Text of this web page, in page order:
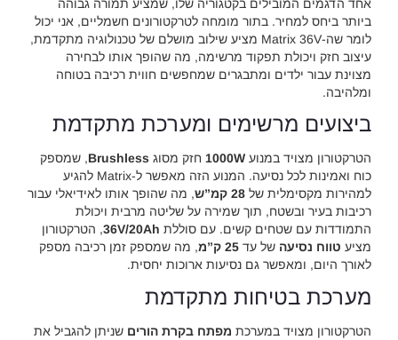
אחד הדגמים המובילים בקטגוריה שלו, שמציע תמורה גבוהה
ביותר ביחס למחיר. בתור מומחה לטרקטורונים חשמליים, אני יכול
לומר שה-Matrix 36V מציע שילוב מושלם של טכנולוגיה מתקדמת,
עיצוב חזק ויכולת תפקוד מרשימה, מה שהופך אותו לבחירה
מצוינת עבור ילדים ומתבגרים שמחפשים חווית רכיבה בטוחה
ומלהיבה.
ביצועים מרשימים ומערכת מתקדמת
הטרקטורון מצויד במנוע 1000W חזק מסוג Brushless, שמספק
כוח ואמינות לכל נסיעה. המנוע הזה מאפשר ל-Matrix להגיע
למהירות מקסימלית של 28 קמ”ש
, מה שהופך אותו לאידיאלי עבור
רכיבות בעיר ובשטח, תוך שמירה על שליטה מרבית ויכולת
התמודדות עם שטחים קשים. עם סוללת 36V/20Ah, הטרקטורון
מציע טווח נסיעה של עד 25 ק”מ
, מה שמספק זמן רכיבה מספק
לאורך היום, ומאפשר גם נסיעות ארוכות יחסית.
מערכת בטיחות מתקדמת
הטרקטורון מצויד במערכת מפתח בקרת הורים שניתן להגביל את